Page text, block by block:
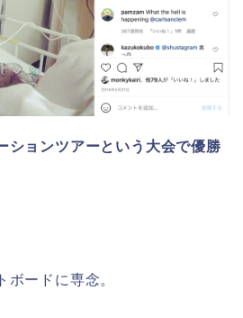
ションツアーという大会で優勝
ードに専念。